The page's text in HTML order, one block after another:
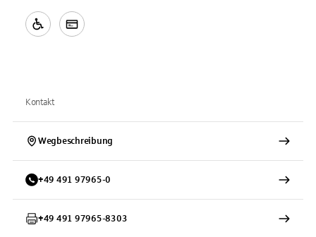
Kontakt
Wegbeschreibung
+49 491 97965-0
+49 491 97965-8303